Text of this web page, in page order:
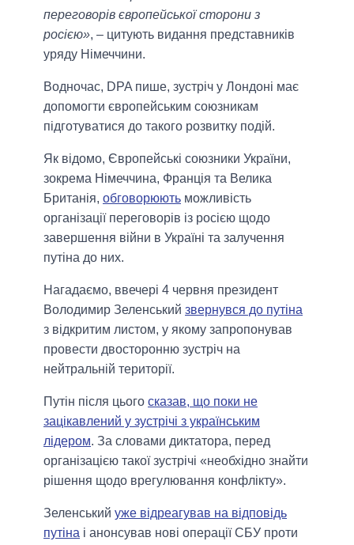
переговорів європейської сторони з
росією», – цитують видання представників
уряду Німеччини.
Водночас, DPA пише, зустріч у Лондоні має
допомогти європейським союзникам
підготуватися до такого розвитку подій.
Як відомо, Європейські союзники України,
зокрема Німеччина, Франція та Велика
Британія, обговорюють можливість
організації переговорів із росією щодо
завершення війни в Україні та залучення
путіна до них.
Нагадаємо, ввечері 4 червня президент
Володимир Зеленський звернувся до путіна
з відкритим листом, у якому запропонував
провести двосторонню зустріч на
нейтральній території.
Путін після цього сказав, що поки не
зацікавлений у зустрічі з українським
лідером. За словами диктатора, перед
організацією такої зустрічі «необхідно знайти
рішення щодо врегулювання конфлікту».
Зеленський уже відреагував на відповідь
путіна і анонсував нові операції СБУ проти